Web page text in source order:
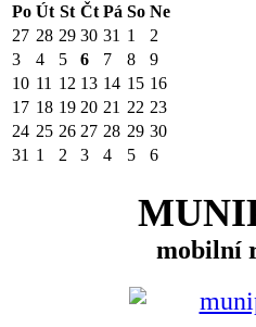
Po Út St Čt Pá So Ne
27 28 29 30 31 1
2
3
4 5 6 7 8
9
10 11 12 13 14 15 16
17 18 19 20 21 22 23
24 25 26 27 28 29 30
31 1 2 3 4 5 6
mobilní